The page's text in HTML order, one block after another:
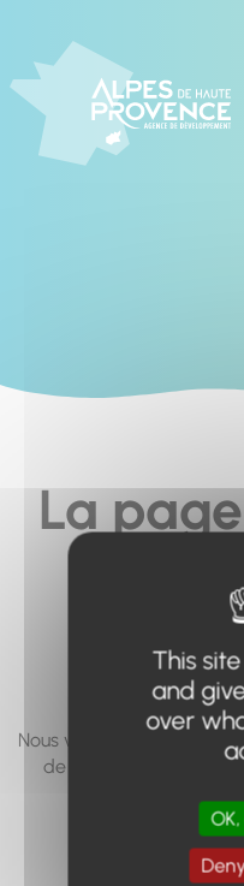
La
vous
Nous vous invitons à
de page, ou à utiliser
This
and
over